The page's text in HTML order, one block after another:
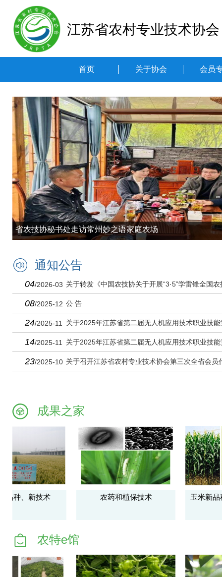
江苏省农村专业技术协会
首页 关于协会 会员
省农技协秘书处走访常州妙之语家庭农场
通知公告
04/2026-03 关于转发《中国农技协关于开展“3·5”学雷锋全国
通知》的通知
08/2025-12 公 告
24/2025-11 关于2025年江苏省第二届无人机应用技术职业技
14/2025-11 关于2025年江苏省第二届无人机应用技术职业技
23/2025-10 关于召开江苏省农村专业技术协会第三次全省会员
成果之家
种、新技术 农药和植保技术 玉米新品
农特e馆